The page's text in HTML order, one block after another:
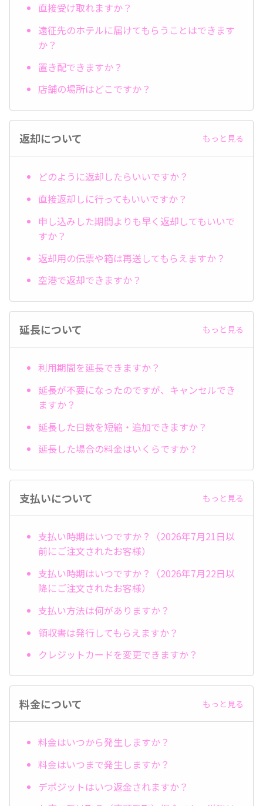
直接受け取れますか？
遠征先のホテルに届けてもらうことはできます
か？
置き配できますか？
店舗の場所はどこですか？
返却について もっと見る
どのように返却したらいいですか？
直接返却しに行ってもいいですか？
申し込みした期間よりも早く返却してもいいで
すか？
返却用の伝票や箱は再送してもらえますか？
空港で返却できますか？
延長について もっと見る
利用期間を延長できますか？
延長が不要になったのですが、キャンセルでき
ますか？
延長した日数を短縮・追加できますか？
延長した場合の料金はいくらですか？
支払いについて もっと見る
支払い時期はいつですか？（2026年7月21日以
前にご注文されたお客様）
支払い時期はいつですか？（2026年7月22日以
降にご注文されたお客様）
支払い方法は何がありますか？
領収書は発行してもらえますか？
クレジットカードを変更できますか？
料金について もっと見る
料金はいつから発生しますか？
料金はいつまで発生しますか？
デポジットはいつ返金されますか？